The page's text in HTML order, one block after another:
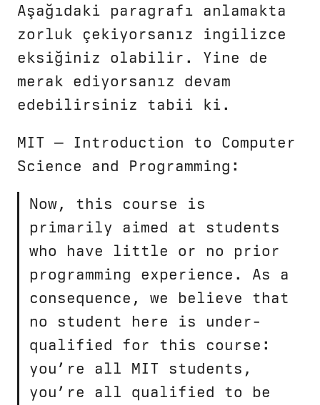
Aşağıdaki paragrafı anlamakta
zorluk çekiyorsanız ingilizce
eksiğiniz olabilir. Yine de
merak ediyorsanız devam
edebilirsiniz tabii ki.
MIT — Introduction to Computer
Science and Programming:
Now, this course is
primarily aimed at students
who have little or no prior
programming experience. As a
consequence, we believe that
no student here is under-
qualified for this course:
you’re all MIT students,
you’re all qualified to be